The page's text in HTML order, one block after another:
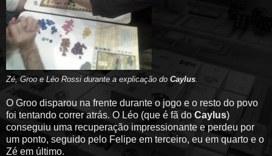
Zé, Groo e Léo Rossi durante a explicação do Caylus
O Groo disparou na frente durante o jogo e o resto do povo
foi tentando correr atrás. O Léo (que é fã do Caylus)
conseguiu uma recuperação impressionante e perdeu por
um ponto, seguido pelo Felipe em terceiro, eu em quarto e o
Zé em último.